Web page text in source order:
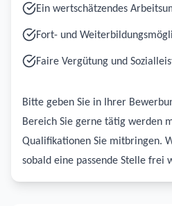
Ein wertschätzendes
Fort- und
Faire Vergütung und
Bitte geben Sie in Ihrer
Bereich Sie gerne tätig werden
Qualifikationen Sie mitbringen.
sobald eine passende Stelle frei